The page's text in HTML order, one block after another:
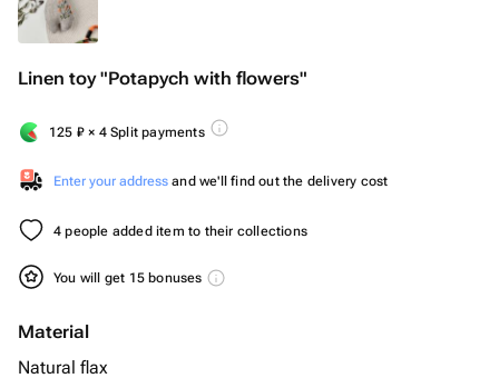
Linen toy "Potapych with flowers"
125 ₽ × 4 Split payments
Enter your address and we'll find out the delivery cost
4 people added item to their collections
You will get 15 bonuses
Material
Natural flax